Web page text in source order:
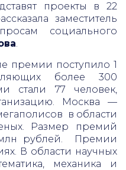
проекты в 22
заместитель
социального
.
премии поступило 1
более 300
стали 77 человек,
Москва —
в области
Размер премий
рублей. Премии
В области научных
механика и